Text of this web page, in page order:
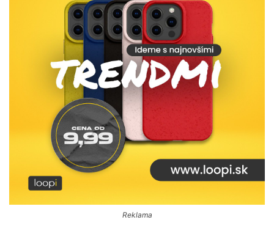
Reklama